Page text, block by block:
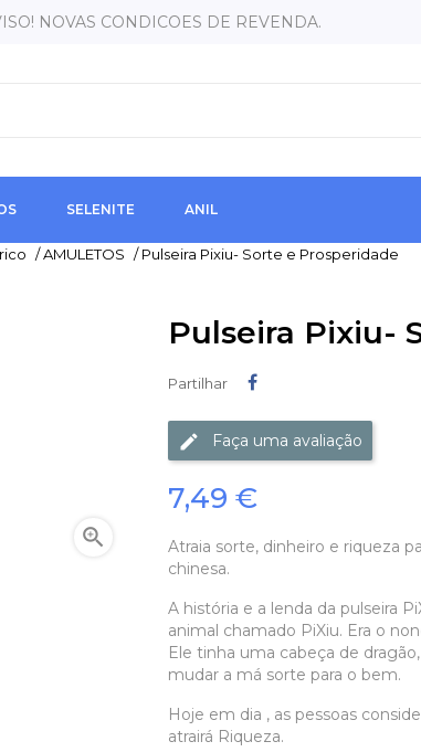
NOVAS CONDICOES DE REVENDA.
SELENITE ANIL
/AMULETOS / Pulseira Pixiu- Sorte e Prosperidade

Pulseira Pixiu-
Partilhar
Faça uma avaliação
7,49 €
Atraia sorte, dinheiro e riqueza
chinesa.
A história e a lenda da pulseira
animal chamado PiXiu. Era o
Ele tinha uma cabeça de
mudar a má sorte para o bem.
Hoje em dia , as pessoas
atrairá Riqueza.